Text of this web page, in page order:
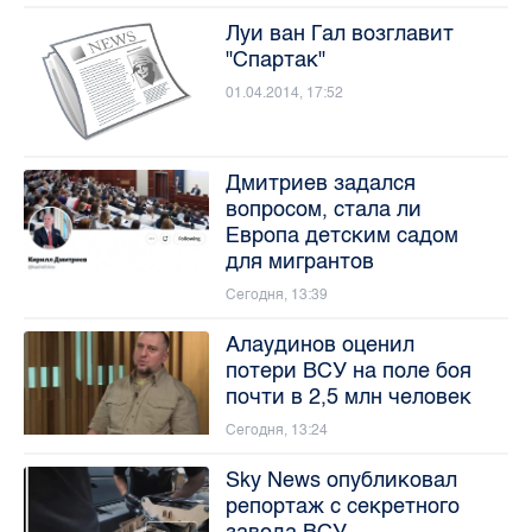
Луи ван Гал возглавит
"Спартак"
01.04.2014, 17:52
Дмитриев задался
вопросом, стала ли
Европа детским садом
для мигрантов
Сегодня, 13:39
Алаудинов оценил
потери ВСУ на поле боя
почти в 2,5 млн человек
Сегодня, 13:24
Sky News опубликовал
репортаж с секретного